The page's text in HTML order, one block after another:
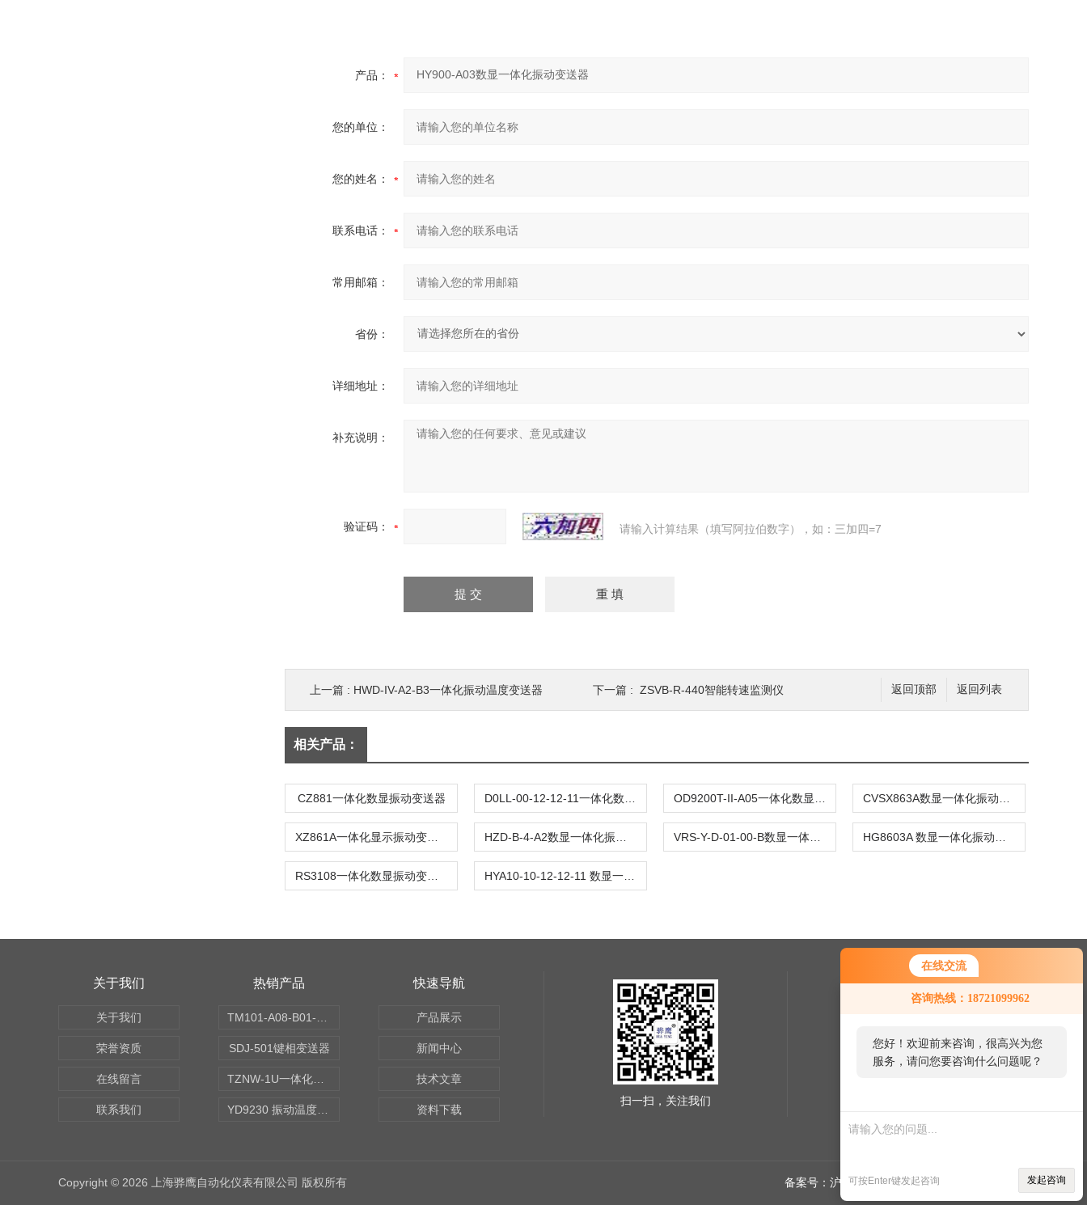
在线交流
咨询热线：18721099962
您好！欢迎前来咨询，很高兴为您
服务，请问您要咨询什么问题呢？
可按Enter键发起咨询 发起咨询
产品：
您的单位：
您的姓名：
联系电话：
常用邮箱：
省份：
详细地址：
补充说明：
验证码： 请输入计算结果（填写阿拉伯数字），如：三加四=7
返回列表
返回顶部
上一篇 : HWD-IV-A2-B3一体化振动温度变送器 下一篇 : ZSVB-R-440智能转速监测仪
相关产品：
CZ881一体化数显振动变送器
关于我们
关于我们
荣誉资质
在线留言
联系我们
热销产品
SDJ-501键相变送器
快速导航
产品展示
新闻中心
技术文章
资料下载
扫一扫，关注我们
联系我们
Copyright © 2026 上海骅鹰自动化仪表有限公司 版权所有 备案号：沪ICP备2021015241号-1 sitemap.xml